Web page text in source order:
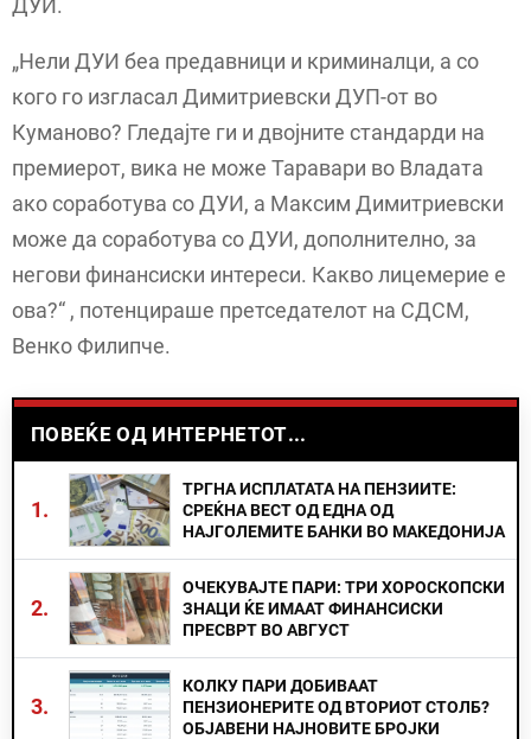
„Нели ДУИ беа предавници и криминалци, а со
кого го изгласал Димитриевски ДУП-от во
Куманово? Гледајте ги и двојните стандарди на
премиерот, вика не може Таравари во Владата
ако соработува со ДУИ, а Максим Димитриевски
може да соработува со ДУИ, дополнително, за
негови финансиски интереси. Какво лицемерие е
ова?“ , потенцираше претседателот на СДСМ,
Венко Филипче.
ПОВЕЌЕ ОД ИНТЕРНЕТОТ...
1.
ТРГНА ИСПЛАТАТА НА ПЕНЗИИТЕ:
СРЕЌНА ВЕСТ ОД ЕДНА ОД
НАЈГОЛЕМИТЕ БАНКИ ВО МАКЕДОНИЈА
2.
ОЧЕКУВАЈТЕ ПАРИ: ТРИ ХОРОСКОПСКИ
ЗНАЦИ ЌЕ ИМААТ ФИНАНСИСКИ
ПРЕСВРТ ВО АВГУСТ
3.
КОЛКУ ПАРИ ДОБИВААТ
ПЕНЗИОНЕРИТЕ ОД ВТОРИОТ СТОЛБ?
ОБЈАВЕНИ НАЈНОВИТЕ БРОЈКИ